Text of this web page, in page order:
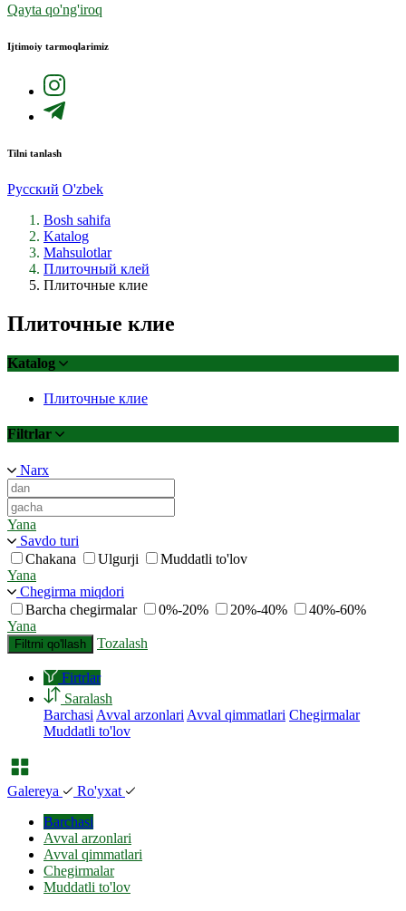
Qayta qo'ng'iroq
Ijtimoiy tarmoqlarimiz
Tilni tanlash
Русский O'zbek
Bosh sahifa
Katalog
Mahsulotlar
Плиточный клей
Плиточные клие
Плиточные клие
Katalog
Плиточные клие
Filtrlar
Narx
Yana
Savdo turi
Chakana
Ulgurji
Muddatli to'lov
Yana
Chegirma miqdori
Barcha chegirmalar
0%-20% 20%-40%
40%-60%
Yana
Filtrni qo'llash Tozalash
Firtrlar
Saralash
Barchasi Avval arzonlari Avval qimmatlari Chegirmalar
Muddatli to'lov
Galereya
Ro'yxat
Barchasi
Avval arzonlari
Avval qimmatlari
Chegirmalar
Muddatli to'lov